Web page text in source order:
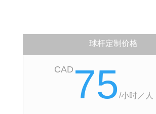
球杆定制价格
CAD 75/小时／人